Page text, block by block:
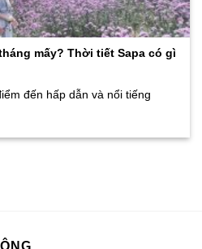
mấy? Thời tiết Sapa có gì
đến hấp dẫn và nổi tiếng